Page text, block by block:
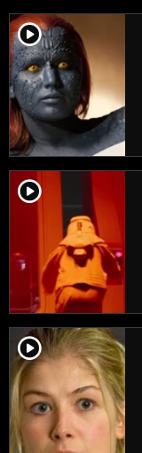
player2
player2
player2